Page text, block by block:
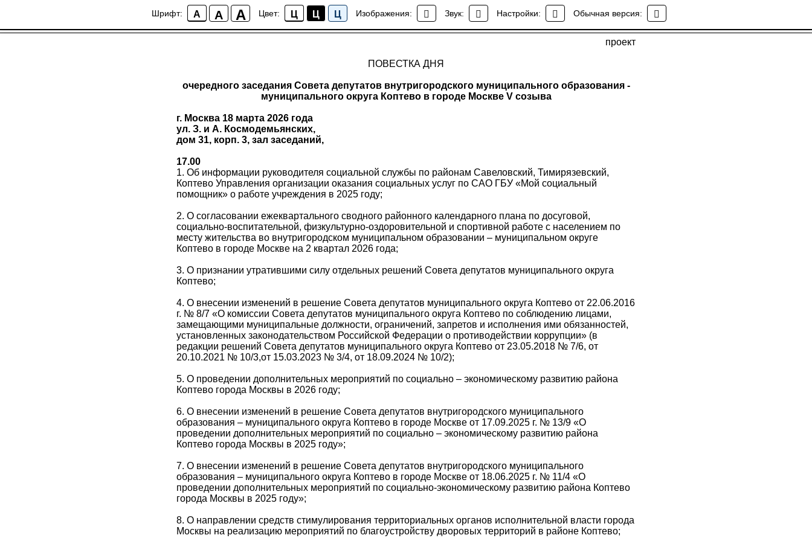
Шрифт: A A A Цвет: Ц Ц Ц Изображения: Звук: Настройки: Обычная версия:
Правовые акты
Повестка очередного заседания Совета депутатов в нутригородского муниципального
образования - муниципального округа Коптево в городе Москве 18.03.2026
проект
ПОВЕСТКА ДНЯ
очередного заседания Совета депутатов внутригородского муниципального образования -
муниципального округа Коптево в городе Москве V созыва
г. Москва 18 марта 2026 года
ул. З. и А. Космодемьянских,
дом 31, корп. 3, зал заседаний,
17.00
1. Об информации руководителя социальной службы по районам Савеловский, Тимирязевский,
Коптево Управления организации оказания социальных услуг по САО ГБУ «Мой социальный
помощник» о работе учреждения в 2025 году;
2. О согласовании ежеквартального сводного районного календарного плана по досуговой,
социально-воспитательной, физкультурно-оздоровительной и спортивной работе с населением по
месту жительства во внутригородском муниципальном образовании – муниципальном округе
Коптево в городе Москве на 2 квартал 2026 года;
3. О признании утратившими силу отдельных решений Совета депутатов муниципального округа
Коптево;
4. О внесении изменений в решение Совета депутатов муниципального округа Коптево от 22.06.2016
г. № 8/7 «О комиссии Совета депутатов муниципального округа Коптево по соблюдению лицами,
замещающими муниципальные должности, ограничений, запретов и исполнения ими обязанностей,
установленных законодательством Российской Федерации о противодействии коррупции» (в
редакции решений Совета депутатов муниципального округа Коптево от 23.05.2018 № 7/6, от
20.10.2021 № 10/3,от 15.03.2023 № 3/4, от 18.09.2024 № 10/2);
5. О проведении дополнительных мероприятий по социально – экономическому развитию района
Коптево города Москвы в 2026 году;
6. О внесении изменений в решение Совета депутатов внутригородского муниципального
образования – муниципального округа Коптево в городе Москве от 17.09.2025 г. № 13/9 «О
проведении дополнительных мероприятий по социально – экономическому развитию района
Коптево города Москвы в 2025 году»;
7. О внесении изменений в решение Совета депутатов внутригородского муниципального
образования – муниципального округа Коптево в городе Москве от 18.06.2025 г. № 11/4 «О
проведении дополнительных мероприятий по социально-экономическому развитию района Коптево
города Москвы в 2025 году»;
8. О направлении средств стимулирования территориальных органов исполнительной власти города
Москвы на реализацию мероприятий по благоустройству дворовых территорий в районе Коптево;